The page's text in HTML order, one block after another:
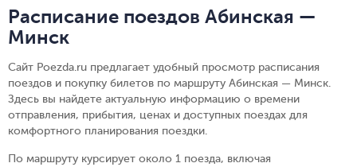
Расписание поездов Абинская —
Минск
Сайт Poezda.ru предлагает удобный просмотр расписания
поездов и покупку билетов по маршруту Абинская — Минск.
Здесь вы найдете актуальную информацию о времени
отправления, прибытия, ценах и доступных поездах для
комфортного планирования поездки.
По маршруту курсирует около 1 поезда, включая